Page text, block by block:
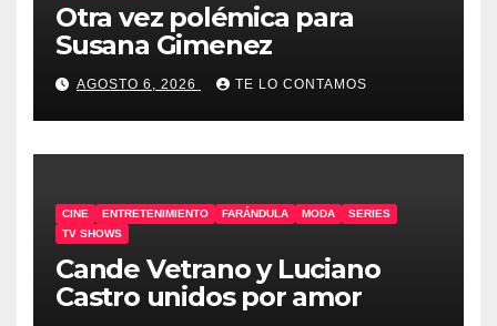
Otra vez polémica para
Susana Gimenez
AGOSTO 6, 2026 TE LO CONTAMOS
CINE ENTRETENIMIENTO FARÁNDULA MODA
SERIES
TV SHOWS
Cande Vetrano y Luciano
Castro unidos por amor